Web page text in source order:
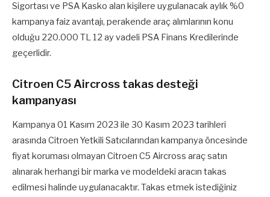
Sigortası ve PSA Kasko alan kişilere uygulanacak aylık %0
kampanya faiz avantajı, perakende araç alımlarının konu
olduğu 220.000 TL 12 ay vadeli PSA Finans Kredilerinde
geçerlidir.
Citroen C5 Aircross takas desteği
kampanyası
Kampanya 01 Kasım 2023 ile 30 Kasım 2023 tarihleri
arasında Citroen Yetkili Satıcılarından kampanya öncesinde
fiyat koruması olmayan Citroen C5 Aircross araç satın
alınarak herhangi bir marka ve modeldeki aracın takas
edilmesi halinde uygulanacaktır. Takas etmek istediğiniz